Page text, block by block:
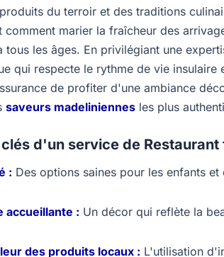
du terroir et des traditions
comment marier la fraîcheur des
tous les âges. En privilégiant une
qui respecte le rythme de vie
de profiter d'une ambiance
saveurs madeliniennes les plus
d'un service de
: Des options saines pour les enfants
accueillante : Un décor qui reflète la
des produits locaux : L'utilisation